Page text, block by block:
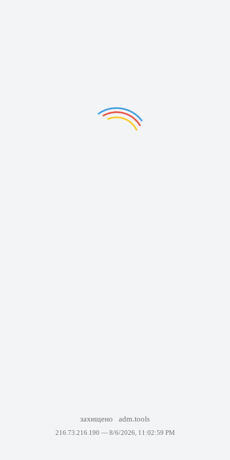
захищено adm.tools
216.73.216.190 — 8/6/2026, 11:02:59 PM